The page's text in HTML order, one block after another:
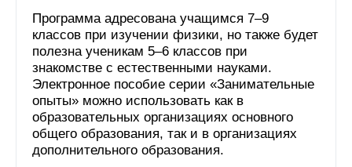
Программа адресована учащимся 7–9
классов при изучении физики, но также будет
полезна ученикам 5–6 классов при
знакомстве с естественными науками.
Электронное пособие серии «Занимательные
опыты» можно использовать как в
образовательных организациях основного
общего образования, так и в организациях
дополнительного образования.